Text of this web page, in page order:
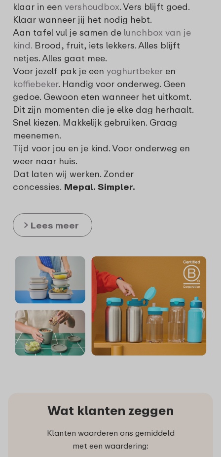
klaar in een vershoudbox. Vers blijft goed.
Klaar wanneer jij het nodig hebt.
Aan tafel vul je samen de lunchbox van je
kind. Brood, fruit, iets lekkers. Alles blijft
netjes. Alles gaat mee.
Voor jezelf pak je een yoghurtbeker en
koffiebeker. Handig voor onderweg. Geen
gedoe. Gewoon eten wanneer het uitkomt.
Dit zijn momenten die je elke dag herhaalt.
Snel kiezen. Makkelijk gebruiken. Graag
meenemen.
Tijd voor jou en je kind. Voor onderweg en
weer naar huis.
Dat laten wij werken. Zonder
concessies. Mepal. Simpler.
Lees meer
Wat klanten zeggen
Klanten waarderen ons gemiddeld
met een waardering: